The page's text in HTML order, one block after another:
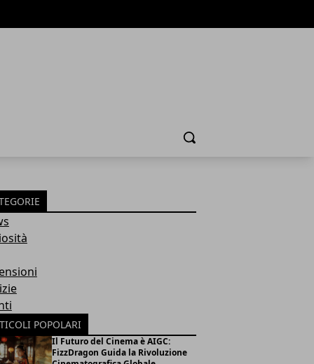
Cerca
POPOLARI
Il Futuro del Cinema è AIGC:
FizzDragon Guida la Rivoluzione